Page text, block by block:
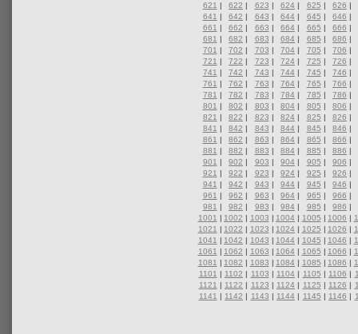
621 | 622 | 623 | 624 | 625 | 626 |
641 | 642 | 643 | 644 | 645 | 646 |
661 | 662 | 663 | 664 | 665 | 666 |
681 | 682 | 683 | 684 | 685 | 686 |
701 | 702 | 703 | 704 | 705 | 706 |
721 | 722 | 723 | 724 | 725 | 726 |
741 | 742 | 743 | 744 | 745 | 746 |
761 | 762 | 763 | 764 | 765 | 766 |
781 | 782 | 783 | 784 | 785 | 786 |
801 | 802 | 803 | 804 | 805 | 806 |
821 | 822 | 823 | 824 | 825 | 826 |
841 | 842 | 843 | 844 | 845 | 846 |
861 | 862 | 863 | 864 | 865 | 866 |
881 | 882 | 883 | 884 | 885 | 886 |
901 | 902 | 903 | 904 | 905 | 906 |
921 | 922 | 923 | 924 | 925 | 926 |
941 | 942 | 943 | 944 | 945 | 946 |
961 | 962 | 963 | 964 | 965 | 966 |
981 | 982 | 983 | 984 | 985 | 986 |
1001 | 1002 | 1003 | 1004 | 1005 | 1006 |
1021 | 1022 | 1023 | 1024 | 1025 | 1026 |
1041 | 1042 | 1043 | 1044 | 1045 | 1046 |
1061 | 1062 | 1063 | 1064 | 1065 | 1066 |
1081 | 1082 | 1083 | 1084 | 1085 | 1086 |
1101 | 1102 | 1103 | 1104 | 1105 | 1106 |
1121 | 1122 | 1123 | 1124 | 1125 | 1126 |
1141 | 1142 | 1143 | 1144 | 1145 | 1146 |